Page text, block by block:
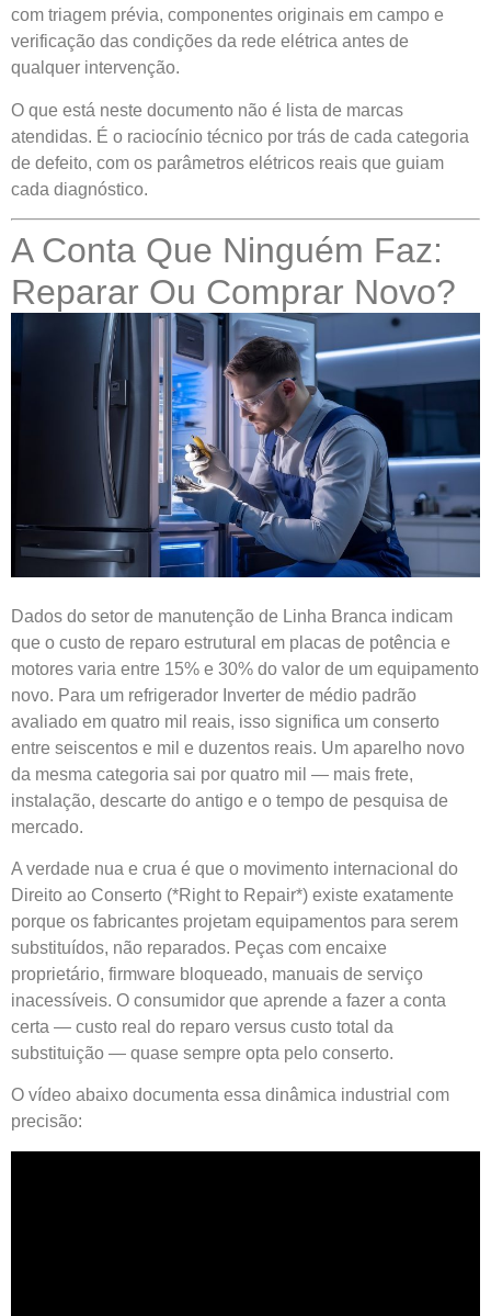
com triagem prévia, componentes originais em campo e
verificação das condições da rede elétrica antes de
qualquer intervenção.
O que está neste documento não é lista de marcas
atendidas. É o raciocínio técnico por trás de cada categoria
de defeito, com os parâmetros elétricos reais que guiam
cada diagnóstico.
A Conta Que Ninguém Faz:
Reparar Ou Comprar Novo?
Dados do setor de manutenção de Linha Branca indicam
que o custo de reparo estrutural em placas de potência e
motores varia entre 15% e 30% do valor de um equipamento
novo. Para um refrigerador Inverter de médio padrão
avaliado em quatro mil reais, isso significa um conserto
entre seiscentos e mil e duzentos reais. Um aparelho novo
da mesma categoria sai por quatro mil — mais frete,
instalação, descarte do antigo e o tempo de pesquisa de
mercado.
A verdade nua e crua é que o movimento internacional do
Direito ao Conserto (*Right to Repair*) existe exatamente
porque os fabricantes projetam equipamentos para serem
substituídos, não reparados. Peças com encaixe
proprietário, firmware bloqueado, manuais de serviço
inacessíveis. O consumidor que aprende a fazer a conta
certa — custo real do reparo versus custo total da
substituição — quase sempre opta pelo conserto.
O vídeo abaixo documenta essa dinâmica industrial com
precisão: